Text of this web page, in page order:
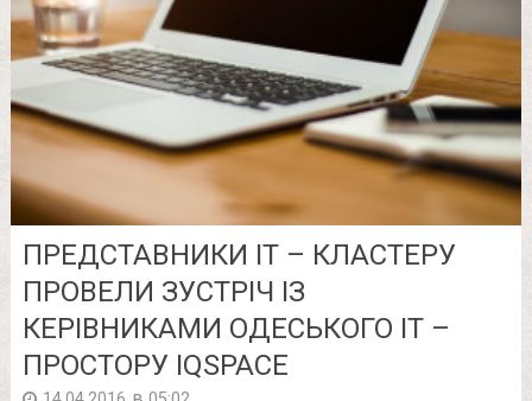
ПРЕДСТАВНИКИ ІТ – КЛАСТЕРУ
ПРОВЕЛИ ЗУСТРІЧ ІЗ
КЕРІВНИКАМИ ОДЕСЬКОГО ІТ –
ПРОСТОРУ IQSPACE